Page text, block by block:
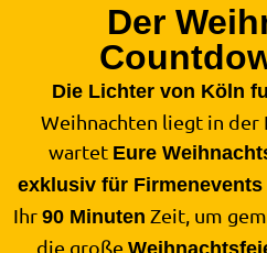
Der
Die Lichter von Köln
Weihnachten liegt in
wartet Eure
exklusiv für Firmenevents
Ihr 90 Minuten Zeit, um
die große